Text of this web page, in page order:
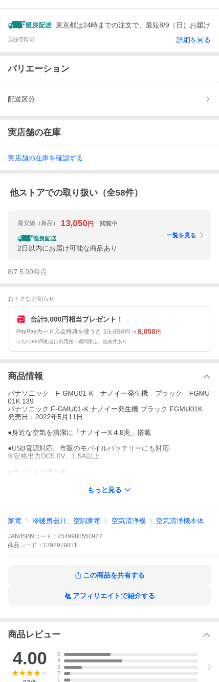
東京都は24時までの注文で、最短8/9（日）お届け
店頭受取可 詳細を見る
バリエーション
配送区分
実店舗の在庫
実店舗の在庫を確認する
他ストアでの取り扱い（全58件）
最安値 （新品） 13,050円 閲覧中
2日以内にお届け可能な商品あり
一覧を見る
8/7 5:00時点
おトクなお知らせ
合計5,000円相当プレゼント！
PayPayカード入会特典を使うと 13,050円 8,050円
うち2,000円相当は利用先・期間限定。他条件あり
商品情報
パナソニック F-GMU01-K ナノイー発生機 ブラック FGMU
01K 139
パナソニック F-GMU01-K ナノイー発生機 ブラック FGMU01K
発売日：2022年5月11日
●身近な空気を清潔に「ナノイーX 4.8兆」搭載
●USB電源対応。市販のモバイルバッテリーにも対応
※定格出力DC5.0V、1.5A以上
●デバイス交換不要
もっと見る
家電 冷暖房器具、空調家電 空気清浄機 空気清浄機本体
JAN/ISBNコード： 4549980550977
商品 コード： 1392979011
この商品を共有する
アフィリエイトで紹介する
商品レビュー
4.00
5
4
3
2
1